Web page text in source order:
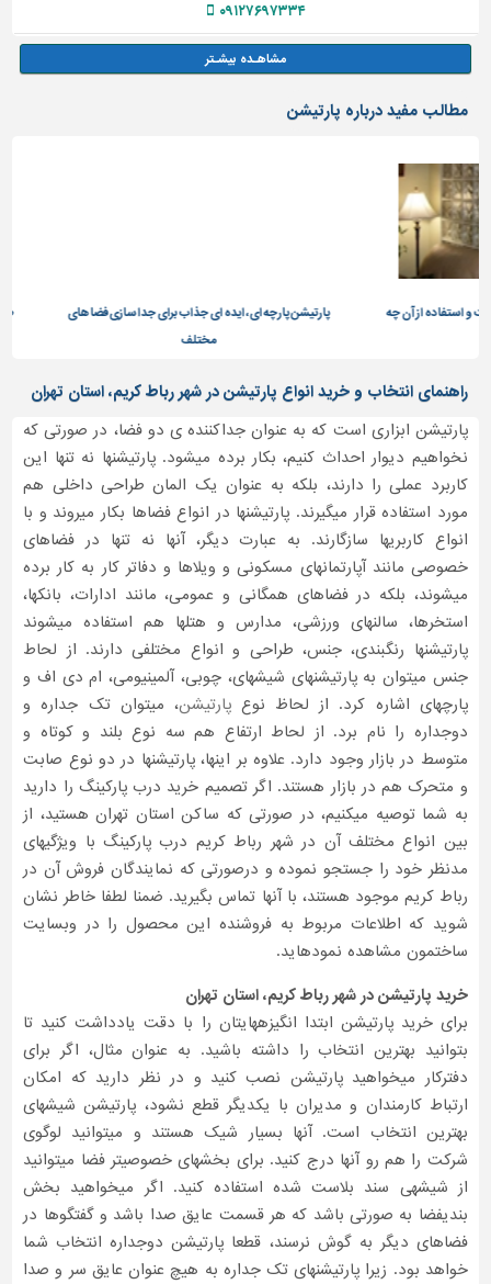
۰۹۱۲۷۶۹۷۳۳۴
مطالب مفید درباره پارتیشن
از آن چه
پارتیشن پارچه ای، ایده ای جذاب برای جدا سازی فضا های
طناب
راهنمای انتخاب و خرید انواع پارتیشن در شهر رباط کریم، استان تهران
پارتیشن ابزاری است که به عنوان جداکننده ی دو فضا، در صورتی که
نخواهیم دیوار احداث کنیم، بکار برده میشود. پارتیشنها نه تنها این
کاربرد عملی را دارند، بلکه به عنوان یک المان طراحی داخلی هم
مورد استفاده قرار میگیرند. پارتیشنها در انواع فضاها بکار میروند و با
انواع کاربریها سازگارند. به عبارت دیگر، آنها نه تنها در فضاهای
خصوصی مانند آپارتمانهای مسکونی و ویلاها و دفاتر کار به کار برده
میشوند، بلکه در فضاهای همگانی و عمومی، مانند ادارات، بانکها،
استخرها، سالنهای ورزشی، مدارس و هتلها هم استفاده میشوند
پارتیشنها رنگبندی، جنس، طراحی و انواع مختلفی دارند. از لحاط
جنس میتوان به پارتیشنهای شیشهای، چوبی، آلمینیومی، ام دی اف و
پارچهای اشاره کرد. از لحاظ نوعپارتیشن، میتوان تک جداره و
دوجداره را نام برد. از لحاط ارتفاع هم سه نوع بلند و کوتاه و
متوسط در بازار وجود دارد. علاوه بر اینها، پارتیشنها در دو نوع صابت
و متحرک هم در بازار هستند. اگر تصمیم خرید درب پارکینگ را دارید
به شما توصیه میکنیم، در صورتی که ساکن استان تهران هستید، از
بین انواع مختلف آن در شهر رباط کریم درب پارکینگ با ویژگیهای
مدنظر خود را جستجو نموده و درصورتی که نمایندگان فروش آن در
رباط کریم موجود هستند، با آنها تماس بگیرید. ضمنا لطفا خاطر نشان
شوید که اطلاعات مربوط به فروشنده این محصول را در وبسایت
ساختمون مشاهده نمودهاید.
خرید پارتیشن در شهر رباط کریم، استان تهران
برای خرید پارتیشن ابتدا انگیزههایتان را با دقت یادداشت کنید تا
بتوانید بهترین انتخاب را داشته باشید. به عنوان مثال، اگر برای
دفترکار میخواهید پارتیشن نصب کنید و در نظر دارید که امکان
ارتباط کارمندان و مدیران با یکدیگر قطع نشود، پارتیشن شیشهای
بهترین انتخاب است. آنها بسیار شیک هستند و میتوانید لوگوی
شرکت را هم رو آنها درج کنید. برای بخشهای خصوصیتر فضا میتوانید
از شیشهی سند بلاست شده استفاده کنید. اگر میخواهید بخش
بندیفضا به صورتی باشد که هر قسمت عایق صدا باشد و گفتگوها در
فضاهای دیگر به گوش نرسند، قطعا پارتیشن دوجداره انتخاب شما
خواهد بود. زیرا پارتیشنهای تک جداره به هیچ عنوان عایق سر و صدا